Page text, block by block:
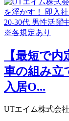
【最短で
車の組み立
入居O...
UTエイム株式会社